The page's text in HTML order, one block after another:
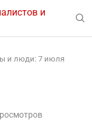
и
и люди: 7 июля